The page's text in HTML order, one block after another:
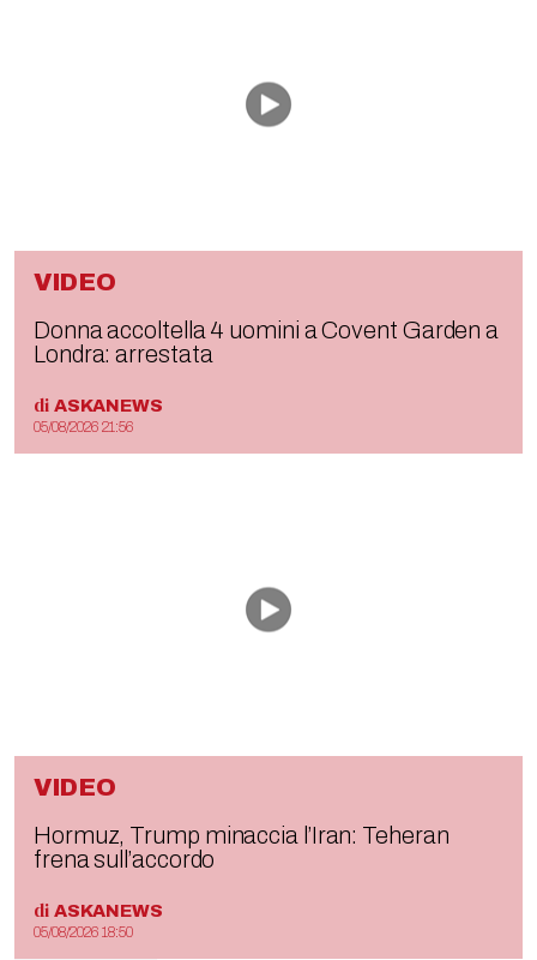
VIDEO
Donna accoltella 4 uomini a Covent Garden a
Londra: arrestata
di ASKANEWS
05/08/2026 21:56
VIDEO
Hormuz, Trump minaccia l’Iran: Teheran
frena sull’accordo
di ASKANEWS
05/08/2026 18:50